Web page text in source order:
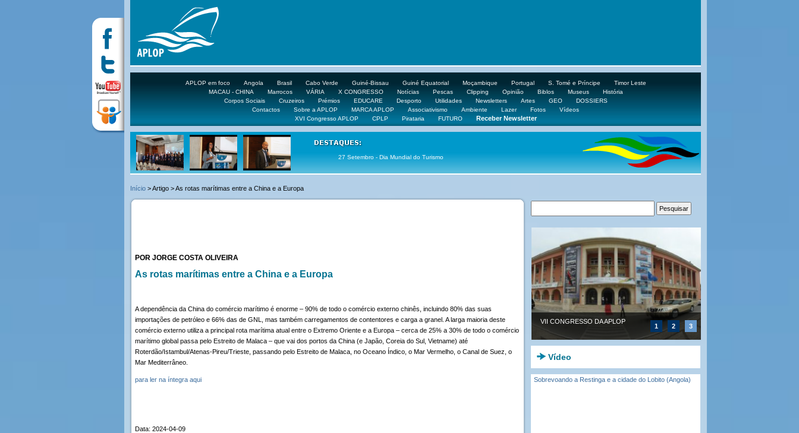
APLOP em foco Angola Brasil Cabo Verde Guiné-Bissau Guiné Equatorial Moçambique Portugal S. Tomé e Príncipe
Timor Leste
MACAU - CHINA
Marrocos VÁRIA X CONGRESSO Notícias Pescas Clipping Opinião Biblos Museus
História
Corpos Sociais
Cruzeiros Prémios EDUCARE Desporto Utilidades Newsletters Artes GEO
DOSSIERS
Contactos
Sobre a APLOP MARCA APLOP Associativismo Ambiente Lazer Fotos
Vídeos
XVI Congresso APLOP
CPLP Pirataria FUTURO Receber Newsletter
27 Setembro - Dia Mundial do Turismo
Início > Artigo > As rotas marítimas entre a China e a Europa
POR JORGE COSTA OLIVEIRA
As rotas marítimas entre a China e a Europa
A dependência da China do comércio marítimo é enorme – 90% de todo o comércio externo chinês, incluindo 80% das suas
importações de petróleo e 66% das de GNL, mas também carregamentos de contentores e carga a granel. A larga maioria deste
comércio externo utiliza a principal rota marítima atual entre o Extremo Oriente e a Europa – cerca de 25% a 30% de todo o comércio
marítimo global passa pelo Estreito de Malaca – que vai dos portos da China (e Japão, Coreia do Sul, Vietname) até
Roterdão/Istambul/Atenas-Pireu/Trieste, passando pelo Estreito de Malaca, no Oceano Índico, o Mar Vermelho, o Canal de Suez, o
Mar Mediterrâneo.
para ler na íntegra aqui
Data: 2024-04-09
VII CONGRESSO DA APLOP
1 2 3
Vídeo
Sobrevoando a Restinga e a cidade do Lobito (Angola)